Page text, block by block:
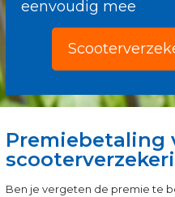
eenvoudig mee
Premiebetaling
Ben je vergeten de premie te